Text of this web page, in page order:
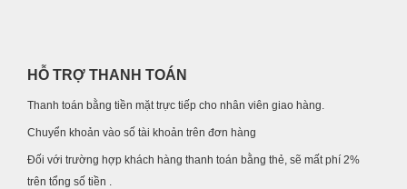
HỖ TRỢ THANH TOÁN
Thanh toán bằng tiền mặt trực tiếp cho nhân viên giao hàng.
Chuyển khoản vào số tài khoản trên đơn hàng
Đối với trường hợp khách hàng thanh toán bằng thẻ, sẽ mất phí 2%
trên tổng số tiền .